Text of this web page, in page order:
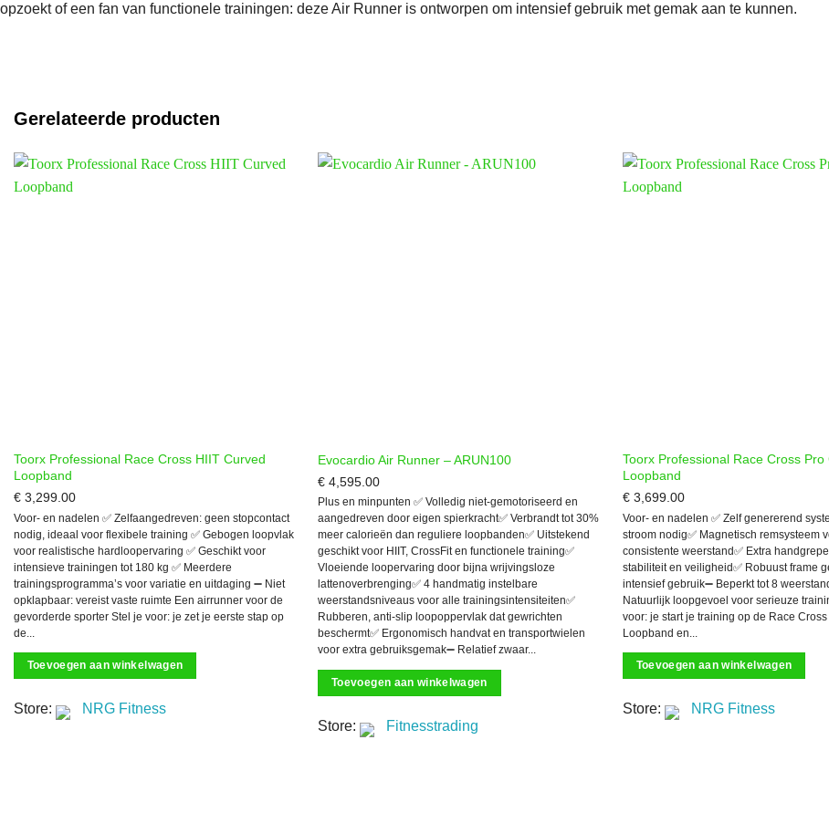
opzoekt of een fan van functionele trainingen: deze Air Runner is ontworpen om intensief gebruik met gemak aan te kunnen.
Gerelateerde producten
Toorx Professional Race Cross HIIT Curved
Loopband
€3,299.00
Voor- en nadelen ✅ Zelfaangedreven: geen stopcontact
nodig, ideaal voor flexibele training ✅ Gebogen loopvlak
voor realistische hardloopervaring ✅ Geschikt voor
intensieve trainingen tot 180 kg ✅ Meerdere
trainingsprogramma’s voor variatie en uitdaging ➖ Niet
opklapbaar: vereist vaste ruimte Een airrunner voor de
gevorderde sporter Stel je voor: je zet je eerste stap op
de...
Toevoegen aan winkelwagen
Store: NRG Fitness
Evocardio Air Runner – ARUN100
€ 4,595.00
Plus en minpunten ✅ Volledig niet-gemotoriseerd en
aangedreven door eigen spierkracht✅ Verbrandt tot 30%
meer calorieën dan reguliere loopbanden✅ Uitstekend
geschikt voor HIIT, CrossFit en functionele training✅
Vloeiende loopervaring door bijna wrijvingsloze
lattenoverbrenging✅ 4 handmatig instelbare
weerstandsniveaus voor alle trainingsintensiteiten✅
Rubberen, anti-slip loopoppervlak dat gewrichten
beschermt✅ Ergonomisch handvat en transportwielen
voor extra gebruiksgemak➖ Relatief zwaar...
Toevoegen aan winkelwagen
Store: Fitnesstrading
Toorx Professional Race Cross Pro
Loopband
€3,699.00
Voor- en nadelen ✅ Zelf genererend
stroom nodig✅ Magnetisch remsysteem
consistente weerstand✅ Extra
stabiliteit en veiligheid✅ Robuust frame
intensief gebruik➖ Beperkt tot 8
Natuurlijk loopgevoel voor serieuze
voor: je start je training op de Race Cross
Loopband en...
Toevoegen aan winkelwagen
Store: NRG Fitness